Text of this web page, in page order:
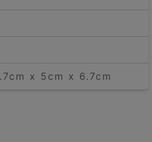
x 5cm x 6.7cm